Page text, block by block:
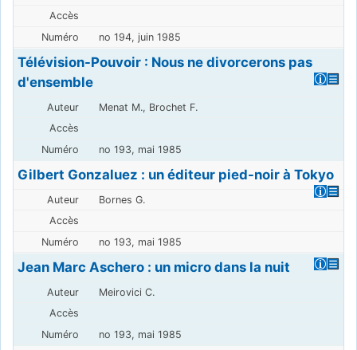
no 194, juin 1985
Télévision-Pouvoir : Nous ne divorcerons pas
d'ensemble
Menat M., Brochet F.
no 193, mai 1985
Gilbert Gonzaluez : un éditeur pied-noir à Tokyo
Bornes G.
no 193, mai 1985
Jean Marc Aschero : un micro dans la nuit
Meirovici C.
no 193, mai 1985